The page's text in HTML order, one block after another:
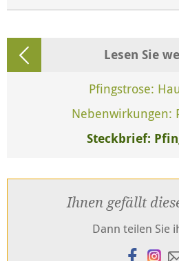
Lesen Sie
Pfingstrose:
Nebenwirkungen:
Steckbrief:
Ihnen gefällt
Dann teilen Sie